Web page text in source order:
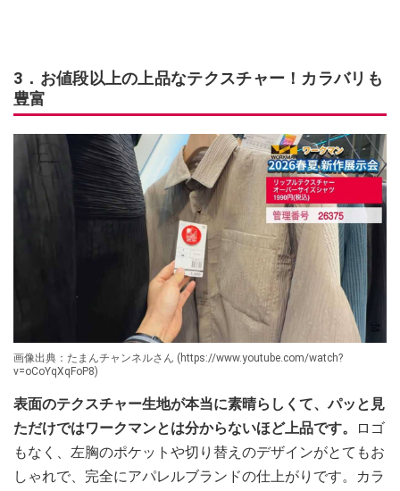
3．お値段以上の上品なテクスチャー！カラバリも
豊富
画像出典：たまんチャンネルさん (https://www.youtube.com/watch?
v=oCoYqXqFoP8)
表面のテクスチャー生地が本当に素晴らしくて、パッと見
ただけではワークマンとは分からないほど上品です。
ロゴ
もなく、左胸のポケットや切り替えのデザインがとてもお
しゃれで、完全にアパレルブランドの仕上がりです。カラ